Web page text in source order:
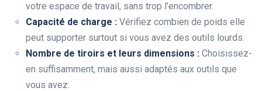
votre espace de travail, sans trop l’encombrer.
Capacité de charge : Vérifiez combien de poids elle
peut supporter surtout si vous avez des outils lourds.
Nombre de tiroirs et leurs dimensions : Choisissez-
en suffisamment, mais aussi adaptés aux outils que
vous avez.